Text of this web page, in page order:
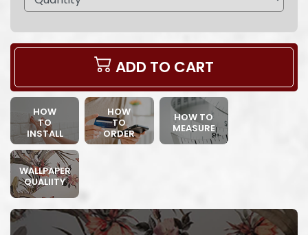
ADD TO CART
HOW
TO
INSTALL
HOW
TO
ORDER
HOW TO
MEASURE
WALLPAPER
QUALIITY